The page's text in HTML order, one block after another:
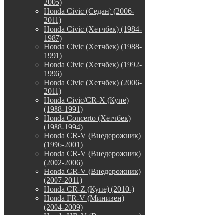
2005)
Honda Civic (Седан) (2006-
2011)
Honda Civic (Хетчбек) (1984-
1987)
Honda Civic (Хетчбек) (1988-
1991)
Honda Civic (Хетчбек) (1992-
1996)
Honda Civic (Хетчбек) (2006-
2011)
Honda Civic/CR-X (Купе)
(1988-1991)
Honda Concerto (Хетчбек)
(1988-1994)
Honda CR-V (Внедорожник)
(1996-2001)
Honda CR-V (Внедорожник)
(2002-2006)
Honda CR-V (Внедорожник)
(2007-2011)
Honda CR-Z (Купе) (2010-)
Honda FR-V (Минивен)
(2004-2009)